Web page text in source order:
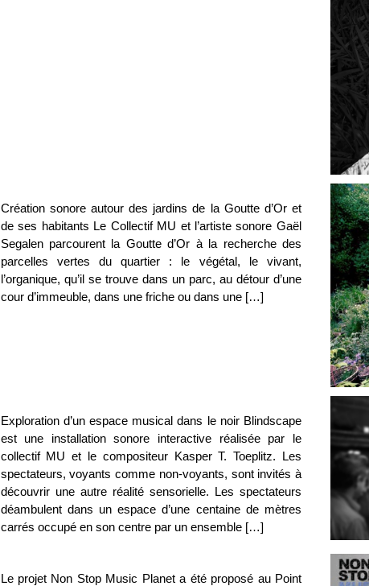
Création sonore autour des jardins de la Goutte d’Or et
de ses habitants Le Collectif MU et l’artiste sonore Gaël
Segalen parcourent la Goutte d’Or à la recherche des
parcelles vertes du quartier : le végétal, le vivant,
l’organique, qu’il se trouve dans un parc, au détour d’une
cour d’immeuble, dans une friche ou dans une […]
Exploration d’un espace musical dans le noir Blindscape
est une installation sonore interactive réalisée par le
collectif MU et le compositeur Kasper T. Toeplitz. Les
spectateurs, voyants comme non-voyants, sont invités à
découvrir une autre réalité sensorielle. Les spectateurs
déambulent dans un espace d’une centaine de mètres
carrés occupé en son centre par un ensemble […]
Le projet Non Stop Music Planet a été proposé au Point